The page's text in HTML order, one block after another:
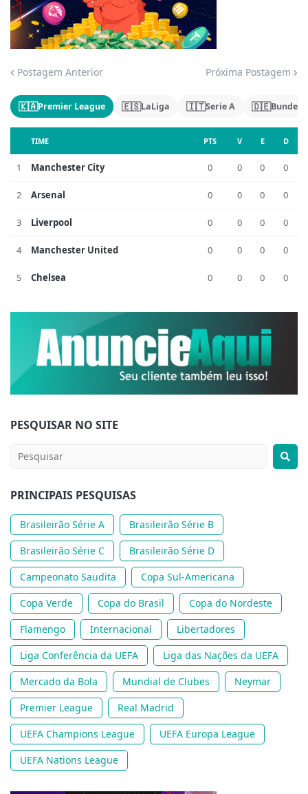
Jogue com responsabilidade. 18+
Postagem Anterior Próxima Postagem
🇰🇦Premier League 🇪🇸LaLiga 🇮🇹Serie A 🇩🇪
TIME PTS V E D
1 Manchester City 0 0 0 0
2 Arsenal 0 0 0 0
3 Liverpool 0 0 0 0
4 Manchester United 0 0 0 0
5 Chelsea 0 0 0 0
PESQUISAR NO SITE
PRINCIPAIS PESQUISAS
Brasileirão Série A
Brasileirão Série B
Brasileirão Série C
Brasileirão Série D
Campeonato Saudita
Copa Sul-Americana
Copa Verde
Copa do Brasil
Copa do Nordeste
Flamengo
Internacional
Libertadores
Liga Conferência da UEFA
Liga das Nações da UEFA
Mercado da Bola
Mundial de Clubes
Neymar
Premier League
Real Madrid
UEFA Champions League
UEFA Europa League
UEFA Nations League